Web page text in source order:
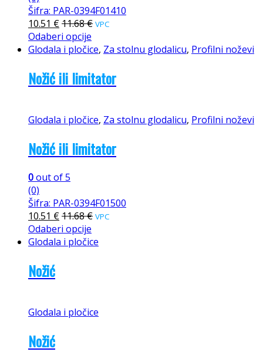
Šifra: PAR-0394F01410
10.51 €11.68€ VPC
Odaberi opcije
Glodala i pločice, Za stolnu glodalicu, Profilni noževi
Nožić ili limitator
Glodala i pločice, Za stolnu glodalicu, Profilni noževi
Nožić ili limitator
0out of 5
(0)
Šifra: PAR-0394F01500
10.51 €11.68€ VPC
Odaberi opcije
Glodala i pločice
Nožić
Glodala i pločice
Nožić